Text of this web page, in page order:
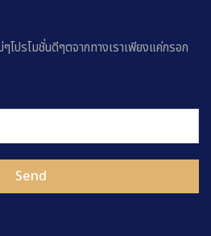
ปรโมชั่นดีๆตจากทางเราเพียงแค่กรอก
Send